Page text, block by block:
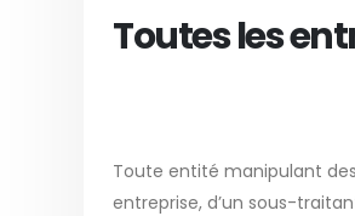
Toutes les
Toute entité manipulant
entreprise, d’un sous-